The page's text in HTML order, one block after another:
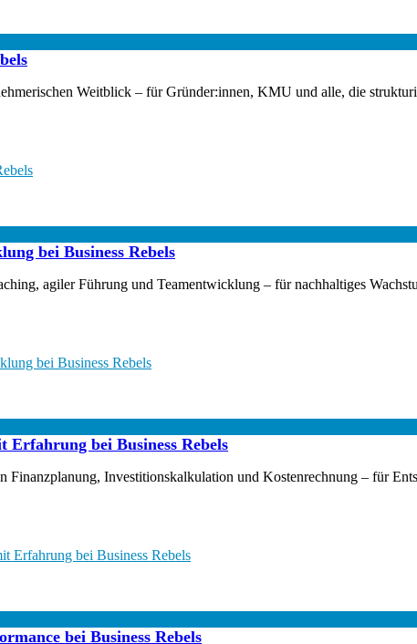
Weitblick – für Gründer:innen, KMU und alle, die
bei Business Rebels
agiler Führung und Teamentwicklung – für nachhaltiges
bei Business Rebels
bei Business Rebels
Investitionskalkulation und Kostenrechnung – für
Erfahrung bei Business Rebels
bei Business Rebels